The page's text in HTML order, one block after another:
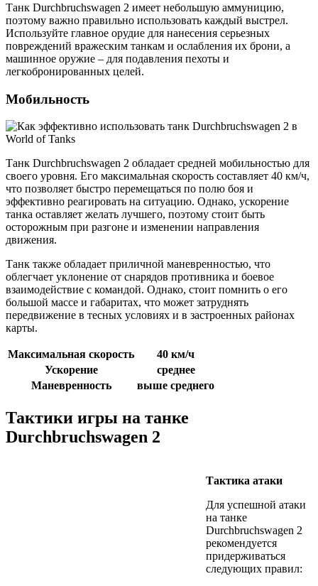
Танк Durchbruchswagen 2 имеет небольшую аммуницию,
поэтому важно правильно использовать каждый выстрел.
Используйте главное орудие для нанесения серьезных
повреждений вражеским танкам и ослабления их брони, а
машинное оружие – для подавления пехоты и
легкобронированных целей.
Мобильность
Танк Durchbruchswagen 2 обладает средней мобильностью для
своего уровня. Его максимальная скорость составляет 40 км/ч,
что позволяет быстро перемещаться по полю боя и
эффективно реагировать на ситуацию. Однако, ускорение
танка оставляет желать лучшего, поэтому стоит быть
осторожным при разгоне и изменении направления
движения.
Танк также обладает приличной маневренностью, что
облегчает уклонение от снарядов противника и боевое
взаимодействие с командой. Однако, стоит помнить о его
большой массе и габаритах, что может затруднять
передвижение в тесных условиях и в застроенных районах
карты.
Максимальная скорость
40 км/ч
Ускорение
среднее
Маневренность
выше среднего
Тактики игры на танке
Durchbruchswagen 2
Тактика атаки
Для успешной атаки
на танке
Durchbruchswagen 2
рекомендуется
придерживаться
следующих правил: